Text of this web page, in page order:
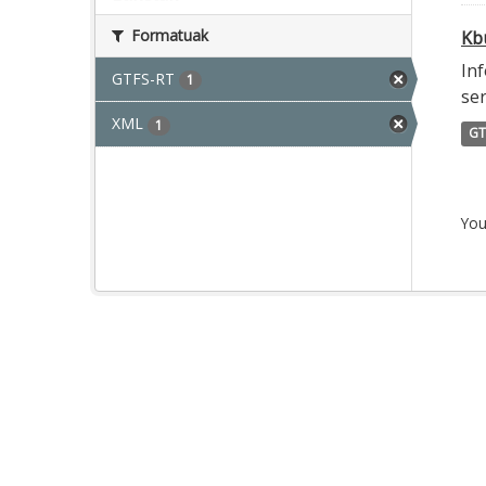
Formatuak
GTFS-RT 1
XML 1